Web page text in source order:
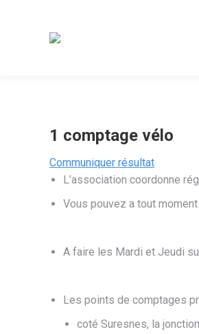
1 comptage vélo
Communiquer résultat
L’association coordonne
Vous pouvez a tout
A faire les Mardi et Jeudi
Les points de comptages
coté Suresnes, la